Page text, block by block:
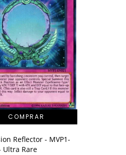
Reflector - MVP1-
Ultra Rare